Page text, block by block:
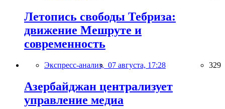
Летопись свободы Тебриза:
движение Мешруте и
современность
Экспресс-анализ, 07 августа, 17:28 329
Азербайджан централизует
управление медиа